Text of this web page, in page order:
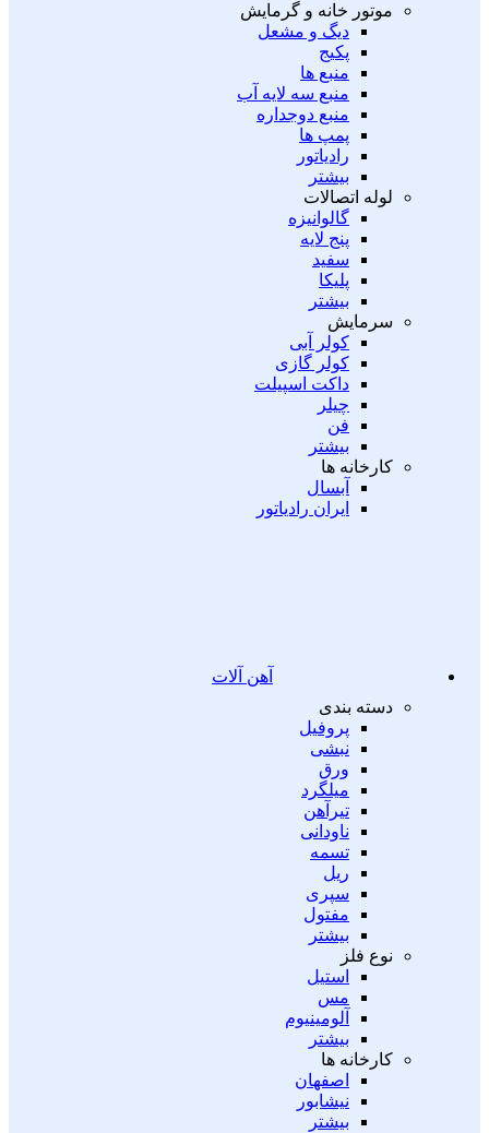
موتور خانه و گرمایش
دیگ و مشعل
پکیج
منبع ها
منبع سه لایه آب
منبع دوجداره
پمپ ها
رادیاتور
بیشتر
لوله اتصالات
گالوانیزه
پنج لایه
سفید
پلیکا
بیشتر
سرمایش
کولر آبی
کولر گازی
داکت اسپیلت
چیلر
فن
بیشتر
کارخانه ها
آبسال
ایران رادیاتور
آهن آلات
دسته بندی
پروفیل
نبشی
ورق
میلگرد
تیرآهن
ناودانی
تسمه
ریل
سپری
مفتول
بیشتر
نوع فلز
استیل
مس
آلومینیوم
بیشتر
کارخانه ها
اصفهان
نیشابور
بیشتر